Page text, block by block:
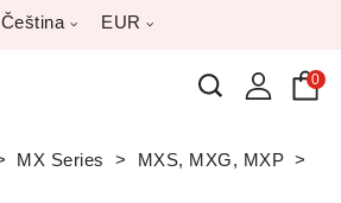
EUR
Čeština
0
MX Series
MXS, MXG, MXP